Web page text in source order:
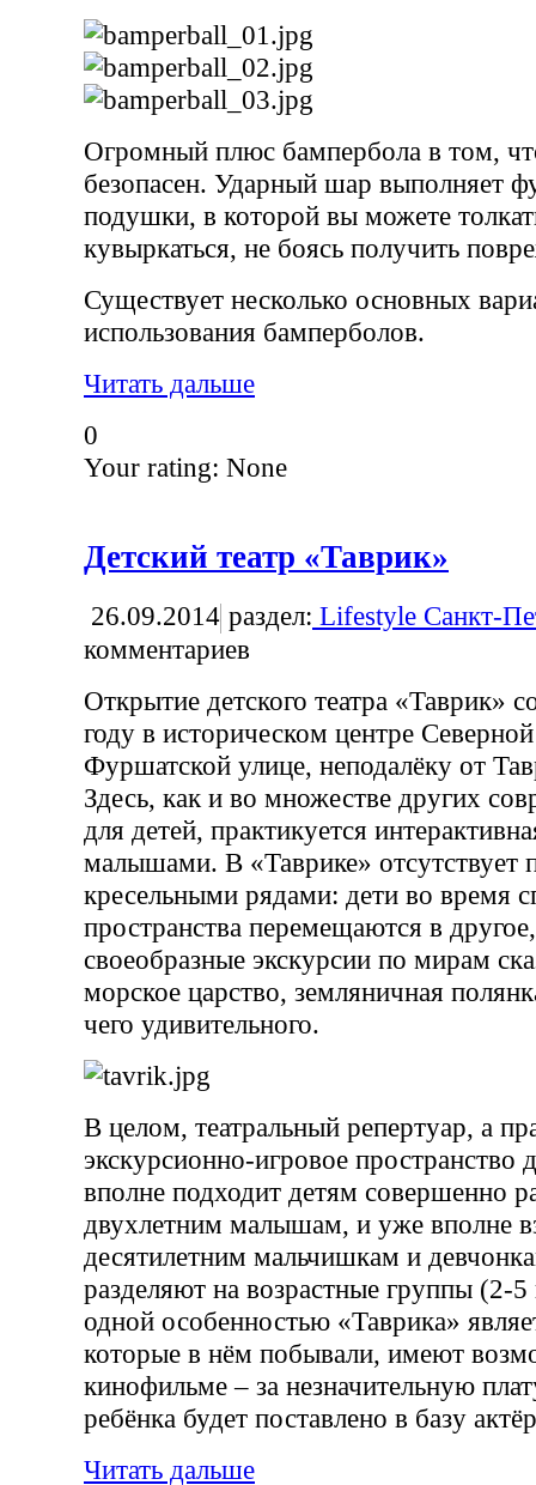
Огромный плюс бампербола в том,
безопасен. Ударный шар выполняет
подушки, в которой вы можете
кувыркаться, не боясь получить
Существует несколько основных
использования бамперболов.
Читать дальше
0
Your rating: None
Детский театр «Таврик»
26.09.2014 раздел: Lifestyle Санкт-
комментариев
Открытие детского театра «Таврик»
году в историческом центре
Фуршатской улице, неподалёку от
Здесь, как и во множестве других
для детей, практикуется
малышами. В «Таврике» отсутствует
кресельными рядами: дети во время
пространства перемещаются в
своеобразные экскурсии по мирам
морское царство, земляничная
чего удивительного.
В целом, театральный репертуар, а
экскурсионно-игровое пространство
вполне подходит детям совершенно
двухлетним малышам, и уже вполне
десятилетним мальчишкам и
разделяют на возрастные группы (2-
одной особенностью «Таврика»
которые в нём побывали, имеют
кинофильме – за незначительную
ребёнка будет поставлено в базу
Читать дальше